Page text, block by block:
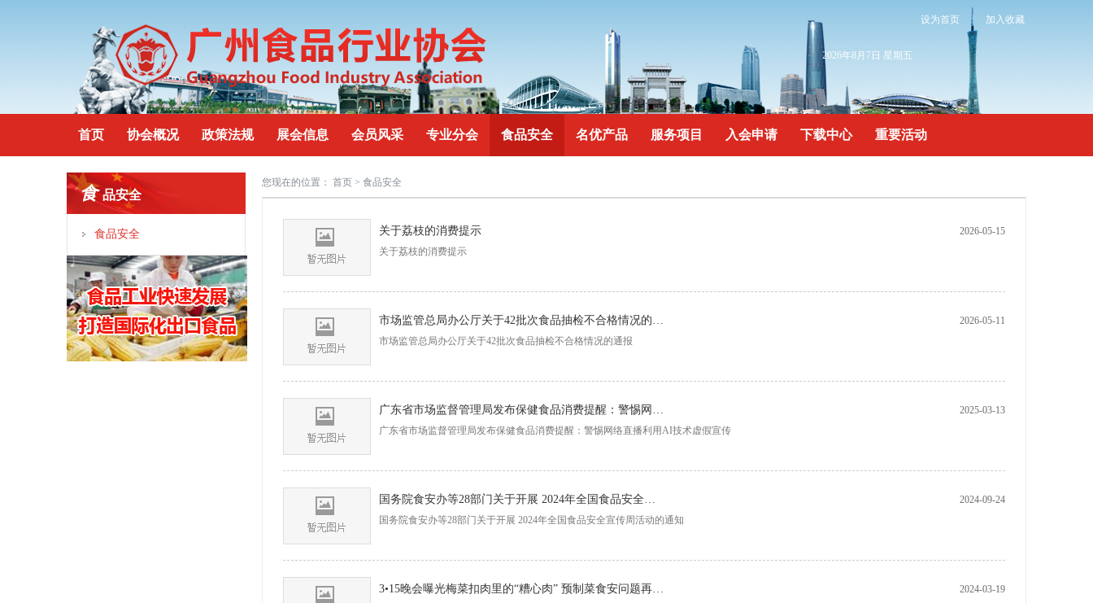
设为首页 | 加入收藏
2026年8月7日 星期五
首页 协会概况 政策法规 展会信息 会员风采 专业分会 食品安全 名优产品 服务项目 入会申请 下载中心 重要活动
食 品安全
食品安全
您现在的位置： 首页 > 食品安全
关于荔枝的消费提示
2026-05-15
关于荔枝的消费提示
市场监管总局办公厅关于42批次食品抽检不合格情况的通报
2026-05-11
市场监管总局办公厅关于42批次食品抽检不合格情况的通报
广东省市场监督管理局发布保健食品消费提醒：警惕网络直播利用AI技术虚假宣传
2025-03-13
广东省市场监督管理局发布保健食品消费提醒：警惕网络直播利用AI技术虚假宣传
国务院食安办等28部门关于开展 2024年全国食品安全宣传周活动的通知
2024-09-24
国务院食安办等28部门关于开展 2024年全国食品安全宣传周活动的通知
3•15晚会曝光梅菜扣肉里的“糟心肉” 预制菜食安问题再引争议
2024-03-19